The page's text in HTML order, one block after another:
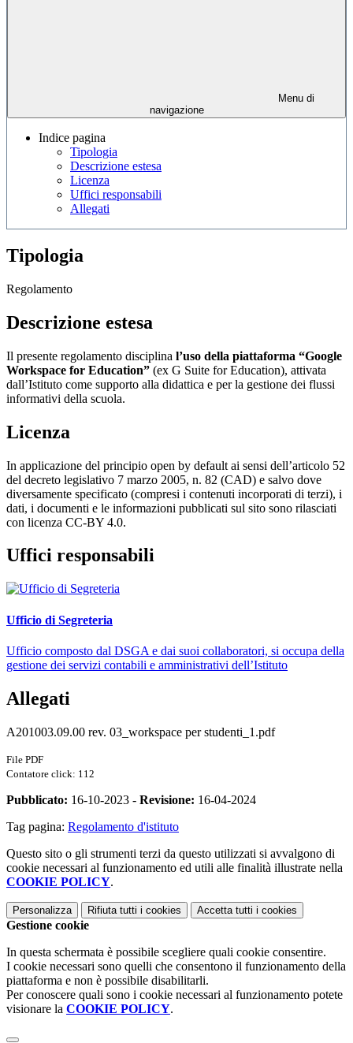
Menu di
navigazione
Indice pagina
Tipologia
Descrizione estesa
Licenza
Uffici responsabili
Allegati
Tipologia
Regolamento
Descrizione estesa
Il presente regolamento disciplina l’uso della piattaforma “Google
Workspace for Education” (ex G Suite for Education), attivata
dall’Istituto come supporto alla didattica e per la gestione dei flussi
informativi della scuola.
Licenza
In applicazione del principio open by default ai sensi dell’articolo 52
del decreto legislativo 7 marzo 2005, n. 82 (CAD) e salvo dove
diversamente specificato (compresi i contenuti incorporati di terzi), i
dati, i documenti e le informazioni pubblicati sul sito sono rilasciati
con licenza CC-BY 4.0.
Uffici responsabili
Ufficio di Segreteria
Ufficio composto dal DSGA e dai suoi collaboratori, si occupa della
gestione dei servizi contabili e amministrativi dell’Istituto
Allegati
A201003.09.00 rev. 03_workspace per studenti_1.pdf
File PDF
Contatore click: 112
Pubblicato: 16-10-2023 - Revisione: 16-04-2024
Tag pagina: Regolamento d'istituto
Questo sito o gli strumenti terzi da questo utilizzati si avvalgono di
cookie necessari al funzionamento ed utili alle finalità illustrate nella
COOKIE POLICY.
Personalizza Rifiuta tutti i cookies Accetta tutti i cookies
Gestione cookie
In questa schermata è possibile scegliere quali cookie consentire.
I cookie necessari sono quelli che consentono il funzionamento della
piattaforma e non è possibile disabilitarli.
Per conoscere quali sono i cookie necessari al funzionamento potete
visionare la COOKIE POLICY.